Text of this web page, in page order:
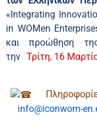
«Integrating
in WOMen
και προώθηση της
την Τρίτη, 16
info@iconwom-